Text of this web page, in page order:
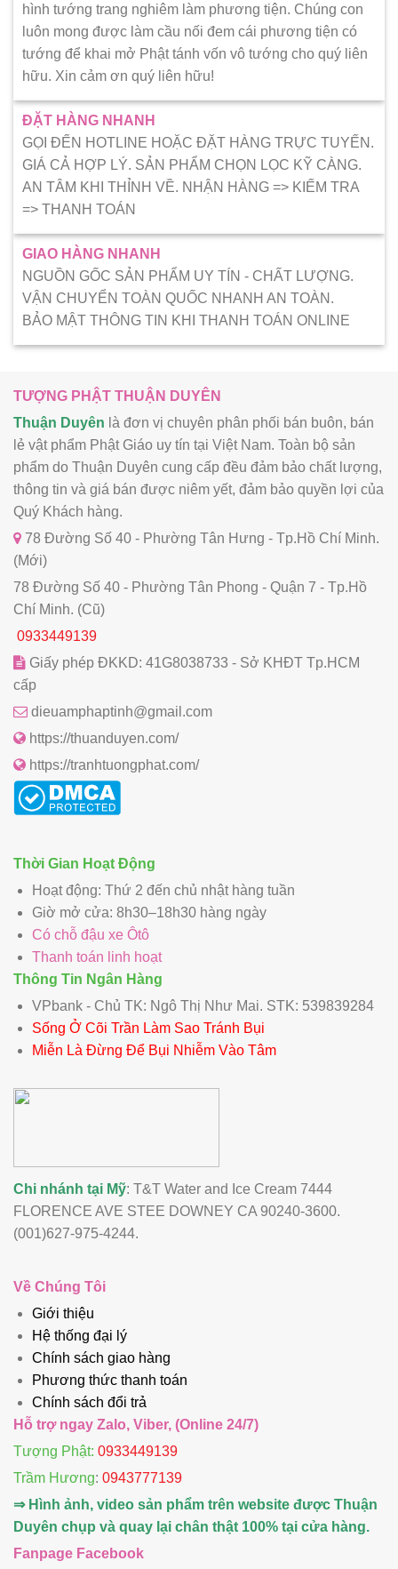
hình tướng trang nghiêm làm phương tiện. Chúng con
luôn mong được làm cầu nối đem cái phương tiện có
tướng để khai mở Phật tánh vốn vô tướng cho quý liên
hữu. Xin cảm ơn quý liên hữu!
ĐẶT HÀNG NHANH
GỌI ĐẾN HOTLINE HOẶC ĐẶT HÀNG TRỰC TUYẾN.
GIÁ CẢ HỢP LÝ. SẢN PHẨM CHỌN LỌC KỸ CÀNG.
AN TÂM KHI THỈNH VỀ. NHẬN HÀNG => KIẾM TRA
=> THANH TOÁN
GIAO HÀNG NHANH
NGUỒN GỐC SẢN PHẨM UY TÍN - CHẤT LƯỢNG.
VẬN CHUYỂN TOÀN QUỐC NHANH AN TOÀN.
BẢO MẬT THÔNG TIN KHI THANH TOÁN ONLINE
TƯỢNG PHẬT THUẬN DUYÊN
Thuận Duyên là đơn vị chuyên phân phối bán buôn, bán
lẻ vật phẩm Phật Giáo uy tín tại Việt Nam. Toàn bộ sản
phẩm do Thuận Duyên cung cấp đều đảm bảo chất lượng,
thông tin và giá bán được niêm yết, đảm bảo quyền lợi của
Quý Khách hàng.
78 Đường Số 40 - Phường Tân Hưng - Tp.Hồ Chí Minh.
(Mới)
78 Đường Số 40 - Phường Tân Phong - Quận 7 - Tp.Hồ
Chí Minh. (Cũ)
0933449139
Giấy phép ĐKKD: 41G8038733 - Sở KHĐT Tp.HCM
cấp
dieuamphaptinh@gmail.com
https://thuanduyen.com/
https://tranhtuongphat.com/
Thời Gian Hoạt Động
Hoạt động: Thứ 2 đến chủ nhật hàng tuần
Giờ mở cửa: 8h30–18h30 hàng ngày
Có chỗ đậu xe Ôtô
Thanh toán linh hoạt
Thông Tin Ngân Hàng
VPbank - Chủ TK: Ngô Thị Như Mai. STK: 539839284
Sống Ở Cõi Trần Làm Sao Tránh Bụi
Miễn Là Đừng Để Bụi Nhiễm Vào Tâm
Chi nhánh tại Mỹ: T&T Water and Ice Cream 7444
FLORENCE AVE STEE DOWNEY CA 90240-3600.
(001)627-975-4244.
Về Chúng Tôi
Giới thiệu
Hệ thống đại lý
Chính sách giao hàng
Phương thức thanh toán
Chính sách đổi trả
Hỗ trợ ngay Zalo, Viber, (Online 24/7)
Tượng Phật: 0933449139
Trầm Hương: 0943777139
⇒ Hình ảnh, video sản phẩm trên website được Thuận
Duyên chụp và quay lại chân thật 100% tại cửa hàng.
Fanpage Facebook